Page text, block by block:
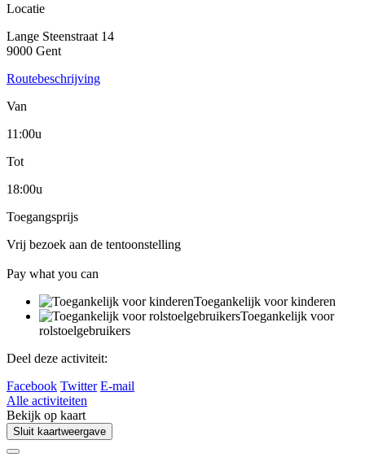
Locatie
Lange Steenstraat 14
9000 Gent
Routebeschrijving
Van
11:00u
Tot
18:00u
Toegangsprijs
Vrij bezoek aan de tentoonstelling
Pay what you can
Toegankelijk voor kinderen
Toegankelijk voor
rolstoelgebruikers
Deel deze activiteit:
Facebook Twitter E-mail
Alle activiteiten
Bekijk op kaart
Sluit kaartweergave